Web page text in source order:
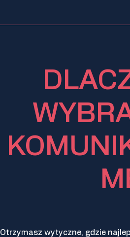
Otrzymasz wytyczne, gdzie